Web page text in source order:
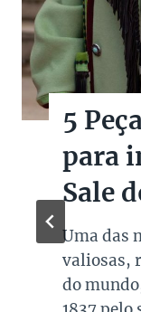
5
para
Sale
Uma das
valiosas,
do